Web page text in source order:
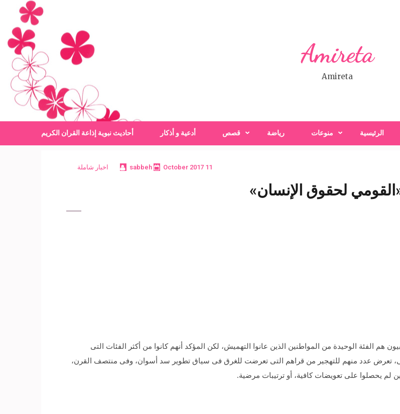
Amireta
Amireta
الرئيسية منوعات رياضة قصص أدعية و أذكار أحاديث نبوية إذاعة القران الكريم
11 October 2017
sabbeh اخبار شاملة
«القومي لحقوق الإنسان»
هم الفئة الوحيدة من المواطنين الذين عانوا التهميش، لكن المؤكد أنهم كانوا من أكثر الفئات التى
تعرض عدد منهم للتهجير من قراهم التى تعرضت للغرق فى سياق تطوير سد أسوان، وفى منتصف القرن،
لم يحصلوا على تعويضات كافية، أو ترتيبات مرضية.